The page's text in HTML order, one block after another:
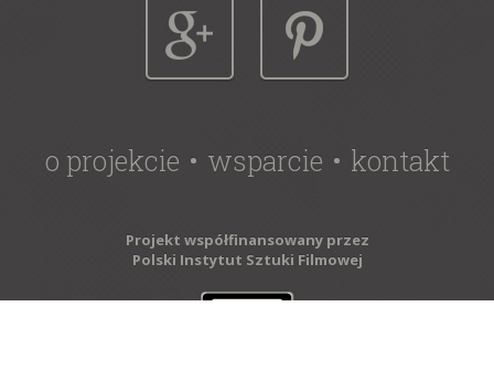
o projekcie wsparcie kontakt
Projekt współfinansowany przez